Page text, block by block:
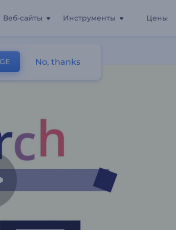
Веб-сайты Инструменты Цены
No, thanks